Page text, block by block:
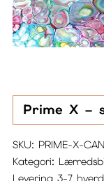
Prime X –
SKU: PRIME-X-
Kategori:
Levering 3-7